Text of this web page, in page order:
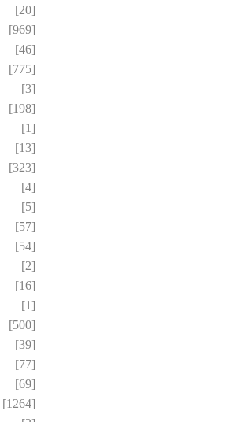
[20]
[969]
[46]
[775]
[3]
[198]
[1]
[13]
[323]
[4]
[5]
[57]
[54]
[2]
[16]
[1]
[500]
[39]
[77]
[69]
[1264]